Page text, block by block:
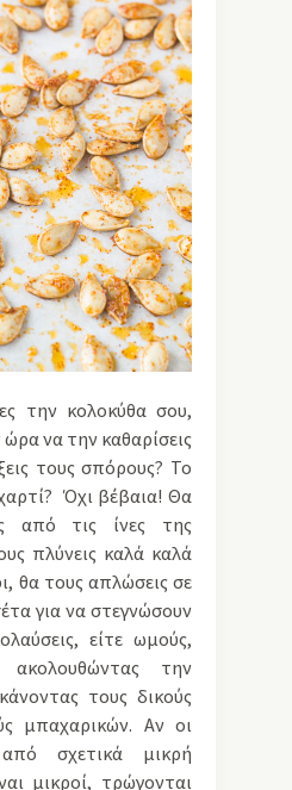
την κολοκύθα σου,
να την καθαρίσεις
τους σπόρους? Το
Όχι βέβαια! Θα
από τις ίνες της
πλύνεις καλά καλά
θα τους απλώσεις σε
για να στεγνώσουν
είτε ωμούς,
ακολουθώντας την
τους δικούς
μπαχαρικών. Αν οι
σχετικά μικρή
μικροί, τρώγονται